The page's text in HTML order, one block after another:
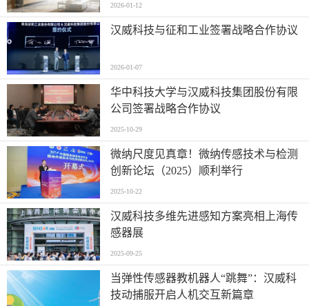
2026-01-12
汉威科技与征和工业签署战略合作协议
2026-01-07
华中科技大学与汉威科技集团股份有限
公司签署战略合作协议
2025-10-29
微纳尺度见真章！微纳传感技术与检测
创新论坛（2025）顺利举行
2025-10-22
汉威科技多维先进感知方案亮相上海传
感器展
2025-09-25
当弹性传感器教机器人“跳舞”：汉威科
技动捕服开启人机交互新篇章